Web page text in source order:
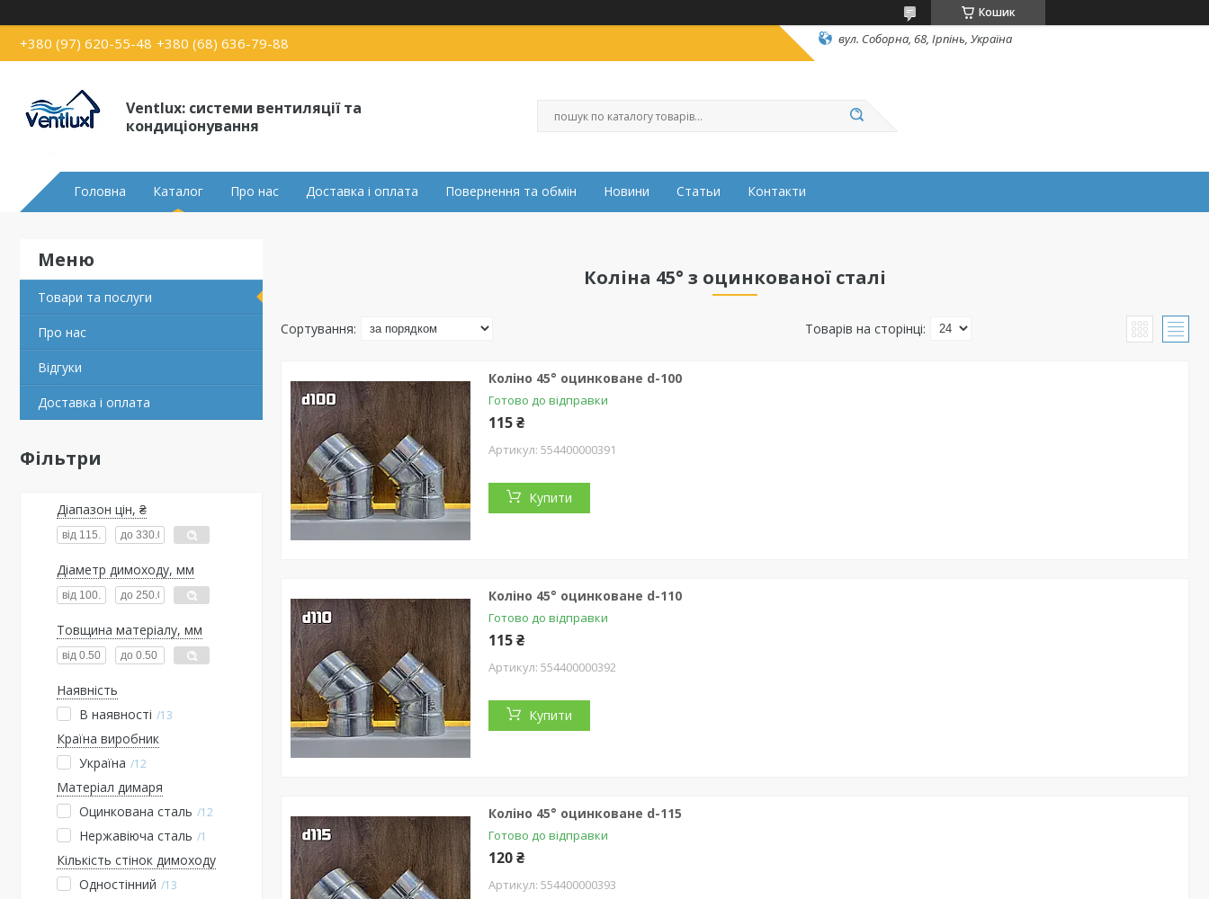
Кошик
+380 (97) 620-55-48 +380 (68) 636-79-88 вул. Соборна, 68, Ірпінь, Україна
Ventlux: системи вентиляції та
кондиціонування
Головна Каталог Про нас Доставка і оплата Повернення та обмін Новини Статьи Контакти
Товари та послуги
Про нас
Відгуки
Доставка і оплата
Фільтри
Діапазон цін, ₴
Діаметр димоходу, мм
Товщина матеріалу, мм
Наявність
В наявності
13
Країна виробник
Україна
12
Матеріал димаря
Оцинкована сталь
12
Нержавіюча сталь 1
Кількість стінок димоходу
Одностінний
13
Коліна 45° з оцинкованої сталі
Коліно 45° оцинковане d-100
Готово до відправки
115 ₴
554400000391
Купити
Коліно 45° оцинковане d-110
Готово до відправки
115 ₴
554400000392
Купити
Коліно 45° оцинковане d-115
Готово до відправки
120 ₴
554400000393